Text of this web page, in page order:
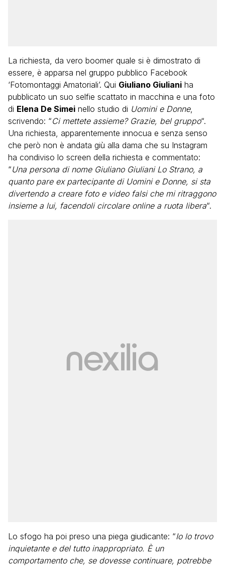
La richiesta, da vero boomer quale si è dimostrato di
essere, è apparsa nel gruppo pubblico Facebook
‘Fotomontaggi Amatoriali’. Qui Giuliano Giuliani ha
pubblicato un suo selfie scattato in macchina e una foto
di Elena De Simei nello studio di Uomini e Donne,
scrivendo: “Ci mettete assieme? Grazie, bel gruppo“.
Una richiesta, apparentemente innocua e senza senso
che però non è andata giù alla dama che su Instagram
ha condiviso lo screen della richiesta e commentato:
“Una persona di nome Giuliano Giuliani Lo Strano, a
quanto pare ex partecipante di Uomini e Donne, si sta
divertendo a creare foto e video falsi che mi ritraggono
insieme a lui, facendoli circolare online a ruota libera“.
Lo sfogo ha poi preso una piega giudicante: “Io lo trovo
inquietante e del tutto inappropriato. È un
comportamento che, se dovesse continuare, potrebbe